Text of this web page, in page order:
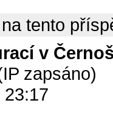
tento
v
zapsáno)
23:17